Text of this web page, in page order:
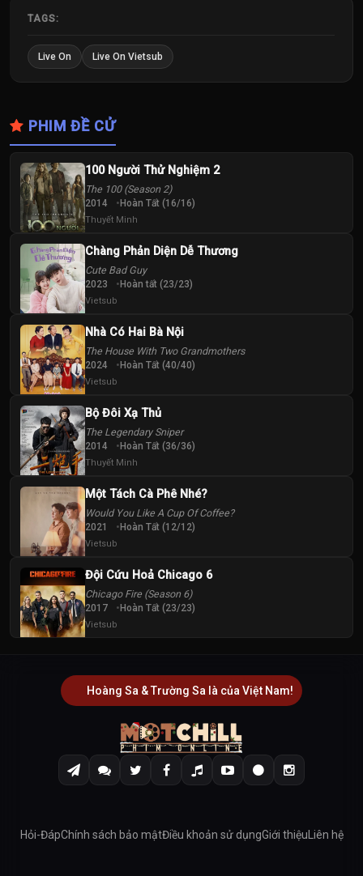
TAGS:
Live On Live On Vietsub
PHIM ĐỀ CỬ
100 Người Thử Nghiệm 2
The 100 (Season 2)
2014 Hoàn Tất (16/16)
Thuyết Minh
Chàng Phản Diện Dễ Thương
Cute Bad Guy
2023 Hoàn tất (23/23)
Vietsub
Nhà Có Hai Bà Nội
The House With Two Grandmothers
2024 Hoàn Tất (40/40)
Vietsub
Bộ Đôi Xạ Thủ
The Legendary Sniper
2014 Hoàn Tất (36/36)
Thuyết Minh
Một Tách Cà Phê Nhé?
Would You Like A Cup Of Coffee?
2021 Hoàn Tất (12/12)
Vietsub
Đội Cứu Hoả Chicago 6
Chicago Fire (Season 6)
2017 Hoàn Tất (23/23)
Vietsub
Hoàng Sa & Trường Sa là của Việt Nam!
Hỏi-ĐápChính sách bảo mậtĐiều khoản sử dụngGiới thiệu Liên hệ